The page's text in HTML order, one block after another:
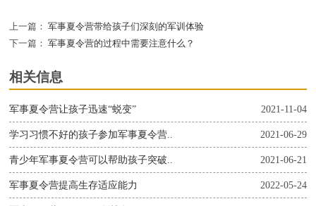
上一篇： 军事夏令营带给孩子们深刻的军训体验
下一篇： 军事夏令营的过程中需要注意什么？
相关信息
2021-11-04
军事夏令营让孩子迅速“蜕变”
2021-06-29
学习习惯不好的孩子参加军事夏令营..
2021-06-21
青少年军事夏令营可以帮助孩子突破..
2022-05-24
军事夏令营提高生存适应能力